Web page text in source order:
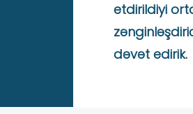
etdirildiyi
dəvət edirik.